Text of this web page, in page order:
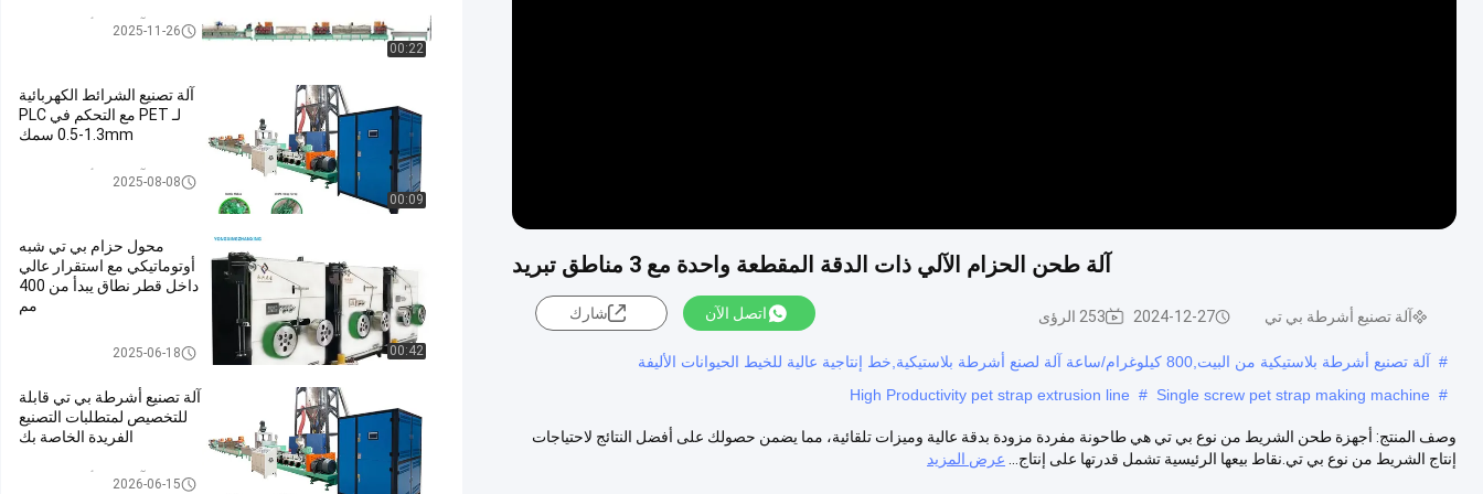
آلة طحن الحزام الآلي ذات الدقة المقطعة واحدة مع 3 مناطق تبريد
آلة تصنيع أشرطة بي تي 2024-12-27 253 الرؤى اتصل الآن شارك
# آلة تصنيع أشرطة بلاستيكية من البيت,800 كيلوغرام/ساعة آلة لصنع أشرطة بلاستيكية,خط إنتاجية عالية للخيط الحيوانات الأليفة
#
Single screw pet strap making machine
#
High Productivity pet strap extrusion line
وصف المنتج: أجهزة طحن الشريط من نوع بي تي هي طاحونة مفردة مزودة بدقة عالية وميزات تلقائية، مما يضمن حصولك على أفضل النتائج لاحتياجات
إنتاج الشريط من نوع بي تي.نقاط بيعها الرئيسية تشمل قدرتها على إنتاج...
عرض المزيد
00:22
آلة تصنيع أشرطة بي تي2025-11-26
00:09
آلة تصنيع الشرائط الكهربائية
لـ PET مع التحكم في PLC
0.5-1.3mm سمك
آلة تصنيع أشرطة بي تي2025-08-08
00:42
محول حزام بي تي شبه
أوتوماتيكي مع استقرار عالي
داخل قطر نطاق يبدأ من 400
مم
2025-06-18
آلة تصنيع أشرطة بي تي قابلة
للتخصيص لمتطلبات التصنيع
الفريدة الخاصة بك
آلة تصنيع أشرطة بي تي2026-06-15